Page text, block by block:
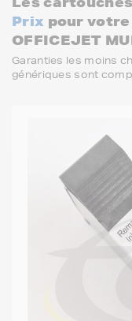
Prix pour
OFFICEJET
Garanties les moins
génériques sont